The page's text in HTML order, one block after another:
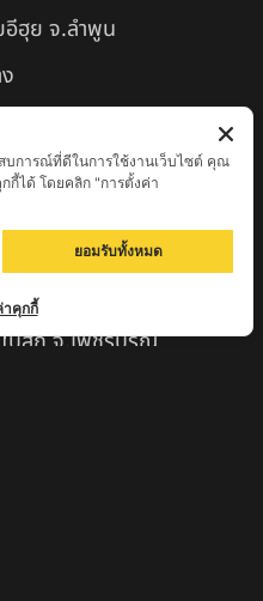
อีฮุย จ.ลำพูน
พชรบูรณ์
เวฬุวัน อ.เชียงดาว
ปาง
บสถ์ จ.เพชรบูรณ์
บการณ์ที่ดีในการใช้งานเว็บไซต์ คุณ
กี้ได้ โดยคลิก "การตั้งค่า
ยอมรับทั้งหมด
าคุกกี้